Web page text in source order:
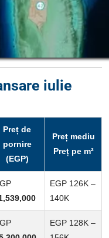
iulie
Preț de
pornire
(EGP)
Preț mediu
Preț pe m²
EGP 126K –
140K
EGP 128K –